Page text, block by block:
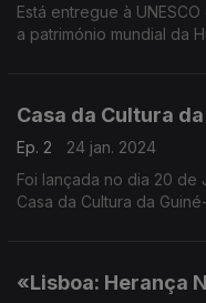
Está entregue à
a património mundial da
Casa da Cultura
Ep. 2
24 jan. 2024
Foi lançada no dia 20 de
Casa da Cultura da
«Lisboa: Herança